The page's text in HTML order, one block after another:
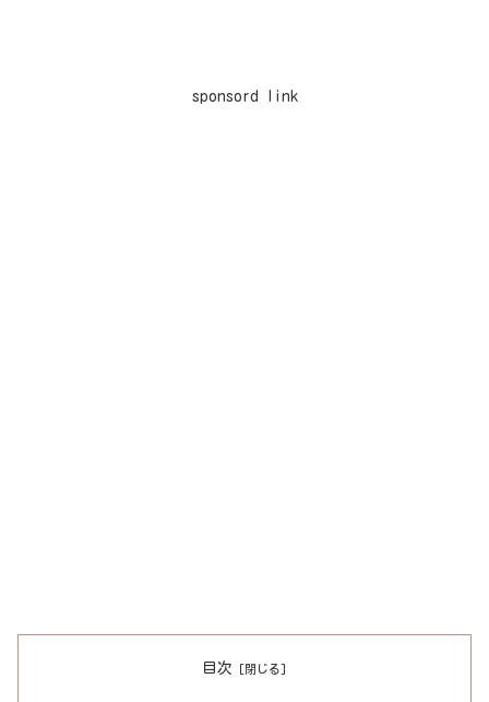
sponsord link
目次